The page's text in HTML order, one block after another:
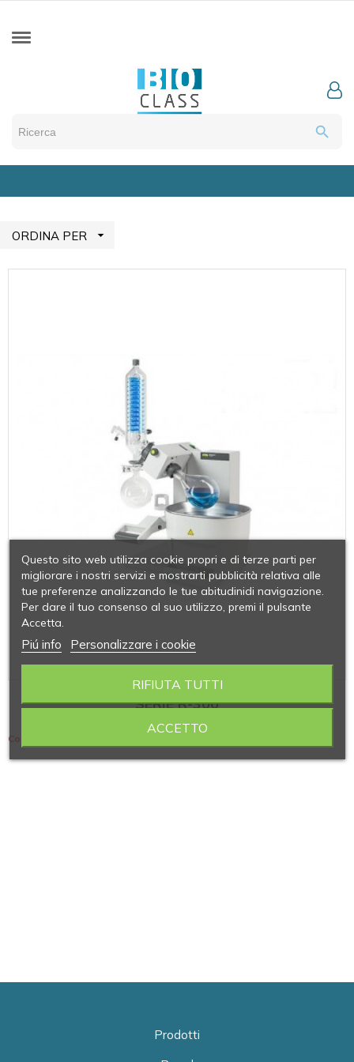
search
ORDINA PER 
SERIE R-300
Contiene 7 articoli
Prodotti
Questo sito web utilizza cookie propri e di terze parti per
migliorare i nostri servizi e mostrarti pubblicità relativa alle
tue preferenze analizzando le tue abitudinidi navigazione.
Per dare il tuo consenso al suo utilizzo, premi il pulsante
Accetta.
Piú info Personalizzare i cookie
RIFIUTA TUTTI
ACCETTO